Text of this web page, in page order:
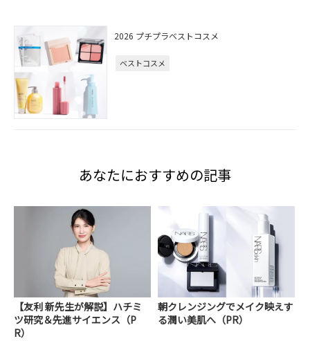
2026 プチプラベストコスメ
ベストコスメ
あなたにおすすめの記事
【友利 新先生が解説】ハチミ
ツ研究＆先進サイエンス（P
R）
朝クレンジングでメイク映えす
る潤い美肌へ（PR）